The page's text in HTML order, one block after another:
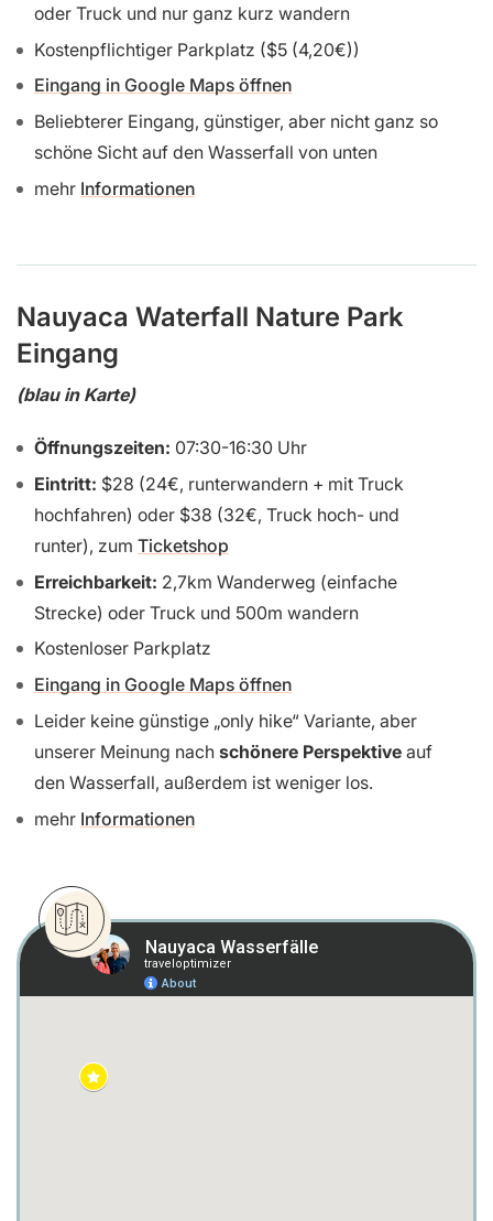
oder Truck und nur ganz kurz wandern
Kostenpflichtiger Parkplatz ($5 (4,20€))
Eingang in Google Maps öffnen
Beliebterer Eingang, günstiger, aber nicht ganz so
schöne Sicht auf den Wasserfall von unten
mehr Informationen
Nauyaca Waterfall Nature Park
Eingang
(blau in Karte)
Öffnungszeiten: 07:30-16:30 Uhr
Eintritt: $28 (24€, runterwandern + mit Truck
hochfahren) oder $38 (32€, Truck hoch- und
runter), zum Ticketshop
Erreichbarkeit: 2,7km Wanderweg (einfache
Strecke) oder Truck und 500m wandern
Kostenloser Parkplatz
Eingang in Google Maps öffnen
Leider keine günstige „only hike“ Variante, aber
unserer Meinung nach schönere Perspektive auf
den Wasserfall, außerdem ist weniger los.
mehr Informationen